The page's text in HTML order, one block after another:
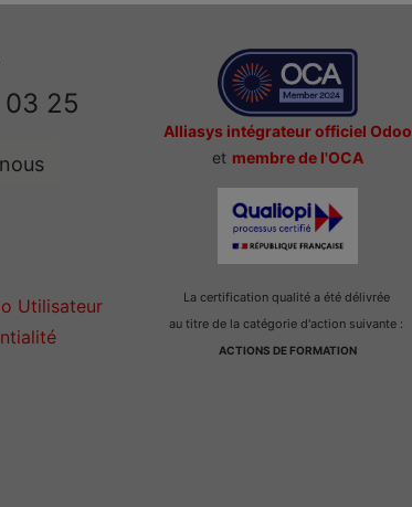
25
Utilisateur
Alliasys intégrateur officiel Odoo
et membre de l'OCA
La certification qualité a été délivrée
au titre de la catégorie d'action suivante :
ACTIONS DE FORMATION